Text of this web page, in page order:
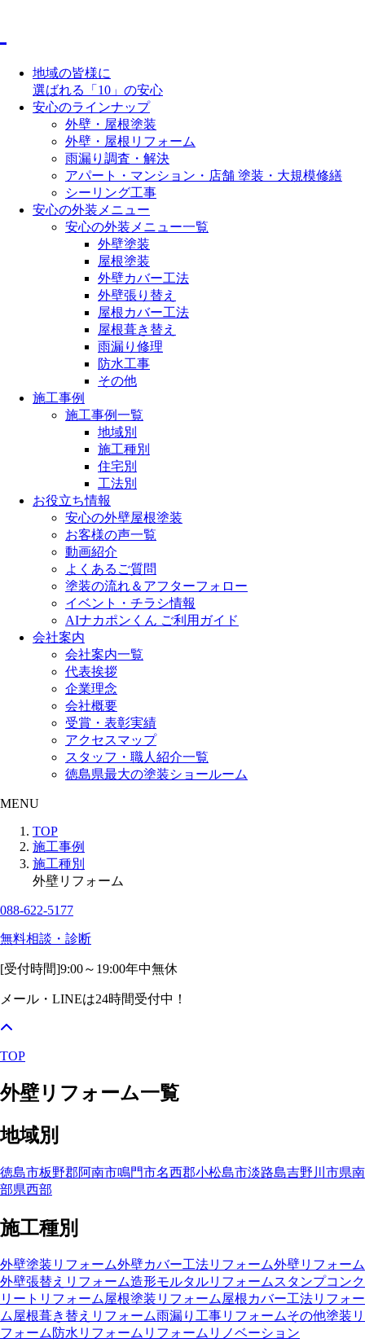
地域の皆様に
選ばれる「10」の安心
安心のラインナップ
外壁・屋根塗装
外壁・屋根リフォーム
雨漏り調査・解決
アパート・マンション・店舗 塗装・大規模修繕
シーリング工事
安心の外装メニュー
安心の外装メニュー一覧
外壁塗装
屋根塗装
外壁カバー工法
外壁張り替え
屋根カバー工法
屋根葺き替え
雨漏り修理
防水工事
その他
施工事例
施工事例一覧
地域別
施工種別
住宅別
工法別
お役立ち情報
安心の外壁屋根塗装
お客様の声一覧
動画紹介
よくあるご質問
塗装の流れ＆アフターフォロー
イベント・チラシ情報
AIナカポンくん ご利用ガイド
会社案内
会社案内一覧
代表挨拶
企業理念
会社概要
受賞・表彰実績
アクセスマップ
スタッフ・職人紹介一覧
徳島県最大の塗装ショールーム
MENU
TOP
施工事例
施工種別
外壁リフォーム
088-622-5177
無料相談・診断
[受付時間]9:00～19:00年中無休
メール・LINEは24時間受付中！
TOP
外壁リフォーム一覧
地域別
徳島市板野郡阿南市鳴門市名西郡小松島市淡路島吉野川市県南
部県西部
施工種別
外壁塗装リフォーム外壁カバー工法リフォーム外壁リフォーム
外壁張替えリフォーム造形モルタルリフォームスタンプコンク
リートリフォーム屋根塗装リフォーム屋根カバー工法リフォー
ム屋根葺き替えリフォーム雨漏り工事リフォームその他塗装リ
フォーム防水リフォーム リフォーム リノベーション